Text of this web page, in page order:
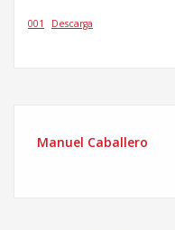
001 Descarga
Manuel Caballero